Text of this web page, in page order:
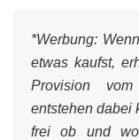
*Werbung:
etwas kaufst,
Provision
entstehen dabei
frei ob und